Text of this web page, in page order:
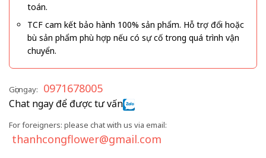
toán.
TCF cam kết bảo hành 100% sản phẩm. Hỗ trợ đổi hoặc
bù sản phẩm phù hợp nếu có sự cố trong quá trình vận
chuyển.
Gọi ngay: 0971678005
Chat ngay để được tư vấn
For foreigners: please chat with us via email:
thanhcongflower@gmail.com